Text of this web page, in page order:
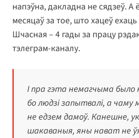
напэўна, дакладна не сядзеў. А
месяцаў за тое, што хацеў ехаць
Шчасная – 4 гады за працу
тэлеграм-каналу.
І пра гэта немагчыма было
бо людзі запытвалі, а
не едзем дамоў. Канешне,
шакаваныя, яны нават не